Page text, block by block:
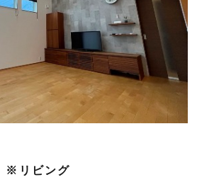
※リビング